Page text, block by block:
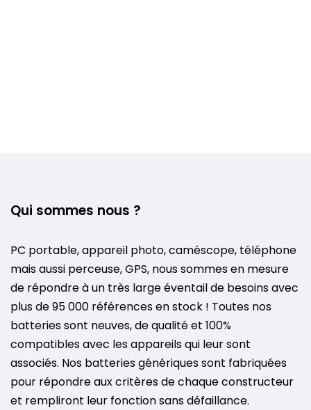
Qui sommes nous ?
PC portable, appareil photo, caméscope, téléphone
mais aussi perceuse, GPS, nous sommes en mesure
de répondre à un très large éventail de besoins avec
plus de 95 000 références en stock ! Toutes nos
batteries sont neuves, de qualité et 100%
compatibles avec les appareils qui leur sont
associés. Nos batteries génériques sont fabriquées
pour répondre aux critères de chaque constructeur
et rempliront leur fonction sans défaillance.